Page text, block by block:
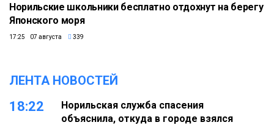
Норильские школьники бесплатно отдохнут на берегу
Японского моря
17:25 07 августа 339
ЛЕНТА НОВОСТЕЙ
18:22
Норильская служба спасения
объяснила, откуда в городе взялся